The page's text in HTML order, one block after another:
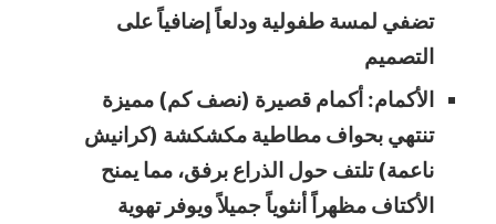
تضفي لمسة طفولية ودلعاً إضافياً على
التصميم
الأكمام: أكمام قصيرة (نصف كم) مميزة
تنتهي بحواف مطاطية مكشكشة (كرانيش
ناعمة) تلتف حول الذراع برفق، مما يمنح
الأكتاف مظهراً أنثوياً جميلاً ويوفر تهوية